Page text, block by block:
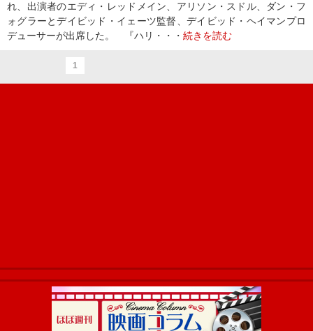
れ、出演者のエディ・レッドメイン、アリソン・スドル、ダン・フ
ォグラーとデイビッド・イェーツ監督、デイビッド・ヘイマンプロ
デューサーが出席した。 『ハリ・・・ 続きを読む
1